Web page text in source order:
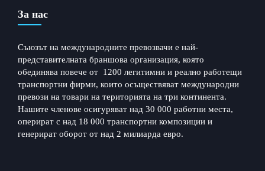
За нас
Съюзът на международните превозвачи е най-
представителната браншова организация, която
обединява повече от 1200 легитимни и реално работещи
транспортни фирми, които осъществяват международни
превози на товари на територията на три континента.
Нашите членове осигуряват над 30 000 работни места,
оперират с над 18 000 транспортни композиции и
генерират оборот от над 2 милиарда евро.